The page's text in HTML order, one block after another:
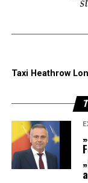
Taxi Heathrow